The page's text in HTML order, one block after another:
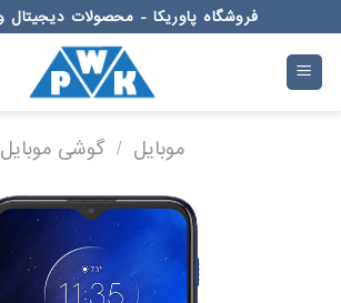
to
content
فروشگاه پاوریکا - محصولات
موبایل / گوشی موبایل